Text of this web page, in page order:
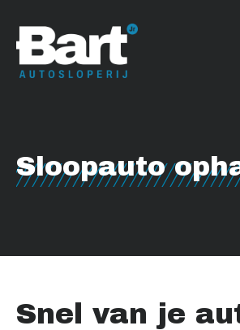
inhoud
Sloopauto
Snel van je